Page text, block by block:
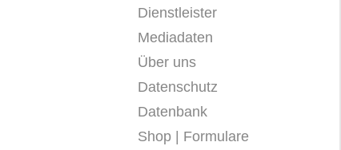
Dienstleister
Mediadaten
Über uns
Datenschutz
Datenbank
Shop | Formulare